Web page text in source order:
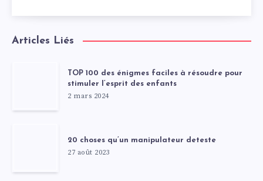
Articles Liés
TOP 100 des énigmes faciles à résoudre pour
stimuler l’esprit des enfants
2 mars 2024
20 choses qu’un manipulateur deteste
27 août 2023